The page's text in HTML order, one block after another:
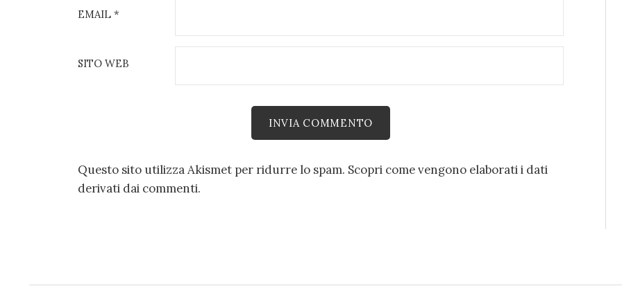
EMAIL *
SITO WEB
Questo sito utilizza Akismet per ridurre lo spam. Scopri come vengono elaborati i dati
derivati dai commenti.